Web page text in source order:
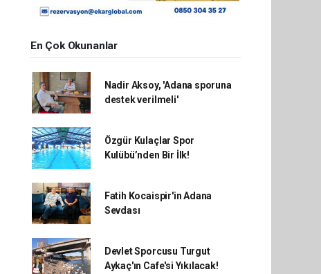
En Çok Okunanlar
Nadir Aksoy, 'Adana sporuna
destek verilmeli'
Özgür Kulaçlar Spor
Kulübü’nden Bir İlk!
Fatih Kocaispir'in Adana
Sevdası
Devlet Sporcusu Turgut
Aykaç'ın Cafe'si Yıkılacak!